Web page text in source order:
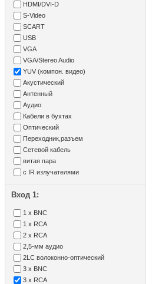
HDMI/DVI-D
S-Video
SCART
USB
VGA
VGA/Stereo Audio
YUV (компон. видео)
Акустический
Антенный
Аудио
Кабели в бухтах
Оптический
Переходник,разъем
Сетевой кабель
витая пара
с IR излучателями
Вход 1:
1 x BNC
1 x RCA
2 x RCA
2,5-мм аудио
2LC волоконно-оптический
3 x BNC
3 x RCA